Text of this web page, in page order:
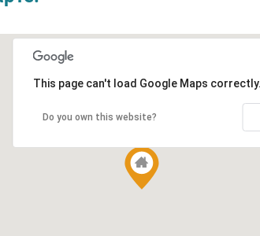
This page can't load Google Maps
Do you own this website?